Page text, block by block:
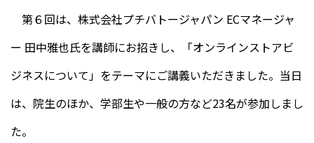
第６回は、株式会社プチバトージャパン ECマネージャ
ー 田中雅也氏を講師にお招きし、「オンラインストアビ
ジネスについて」をテーマにご講義いただきました。当日
は、院生のほか、学部生や一般の方など23名が参加しまし
た。